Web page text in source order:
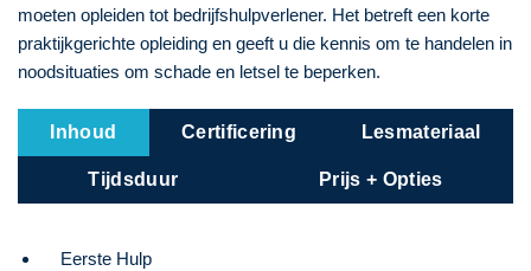
moeten opleiden tot bedrijfshulpverlener. Het betreft een korte
praktijkgerichte opleiding en geeft u die kennis om te handelen in
noodsituaties om schade en letsel te beperken.
Inhoud Certificering Lesmateriaal
Tijdsduur Prijs + Opties
Eerste Hulp